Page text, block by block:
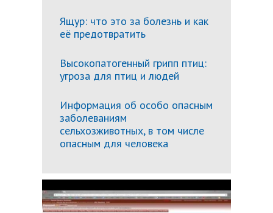
Ящур: что это за болезнь и как
её предотвратить
Высокопатогенный грипп птиц:
угроза для птиц и людей
Информация об особо опасным
заболеваниям
сельхозживотных, в том числе
опасным для человека